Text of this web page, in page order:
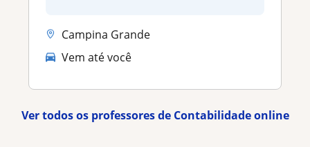
Campina Grande
Vem até você
Ver todos os professores de Contabilidade online